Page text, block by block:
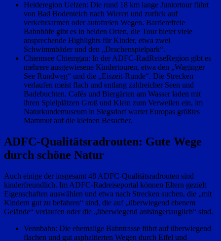
Heideregion Uelzen: Die rund 18 km lange Juniortour führt
von Bad Bodenteich nach Wieren und zurück auf
verkehrsarmen oder autofreien Wegen. Barrierefreie
Bahnhöfe gibt es in beiden Orten, die Tour bietet viele
ansprechende Highlights für Kinder, etwa zwei
Schwimmbäder und den „Drachenspielpark“.
Chiemsee Chiemgau: In der ADFC-RadReiseRegion gibt es
mehrere ausgewiesene Kindertouren, etwa den „Waginger
See Rundweg“ und die „Eiszeit-Runde“. Die Strecken
verlaufen meist flach und entlang zahlreicher Seen und
Badebuchten. Cafés und Biergärten am Wasser laden mit
ihren Spielplätzen Groß und Klein zum Verweilen ein, im
Naturkundemuseum in Siegsdorf wartet Europas größtes
Mammut auf die kleinen Besucher.
ADFC-Qualitätsradrouten: Gute Wege
durch schöne Natur
Auch einige der insgesamt 48 ADFC-Qualitätsradrouten sind
kinderfreundlich. Im ADFC-Radreiseportal können Eltern gezielt
Eigenschaften auswählen und etwa nach Strecken suchen, die „mit
Kindern gut zu befahren“ sind, die auf „überwiegend ebenem
Gelände“ verlaufen oder die „überwiegend anhängertauglich“ sind.
Vennbahn: Die ehemalige Bahntrasse führt auf überwiegend
flachen und gut asphaltierten Wegen durch Eifel und